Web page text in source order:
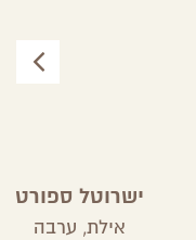
ישרוטל ספורט
קלאבאילת, ערבה